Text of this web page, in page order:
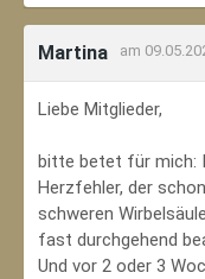
Martina am
Liebe Mitglieder,
bitte betet für mich:
Herzfehler, der
schweren
fast durchgehend
Und vor 2 oder 3